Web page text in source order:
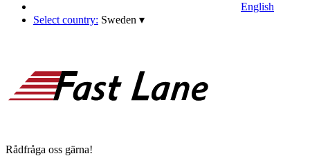
English
Select country: Sweden ▾
Rådfråga oss gärna!